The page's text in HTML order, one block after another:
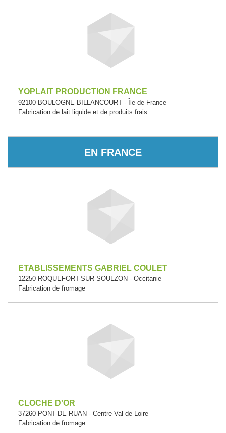
YOPLAIT PRODUCTION FRANCE
92100 BOULOGNE-BILLANCOURT - Île-de-France
Fabrication de lait liquide et de produits frais
EN FRANCE
ETABLISSEMENTS GABRIEL COULET
12250 ROQUEFORT-SUR-SOULZON - Occitanie
Fabrication de fromage
CLOCHE D'OR
37260 PONT-DE-RUAN - Centre-Val de Loire
Fabrication de fromage